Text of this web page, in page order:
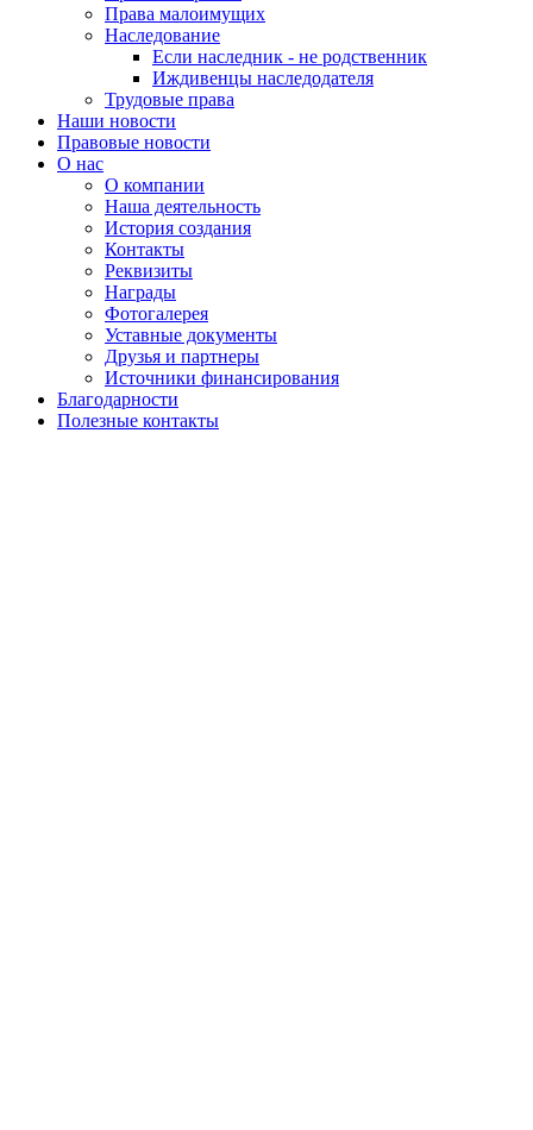
Права малоимущих
Наследование
Если наследник - не родственник
Иждивенцы наследодателя
Трудовые права
Наши новости
Правовые новости
О нас
О компании
Наша деятельность
История создания
Контакты
Реквизиты
Награды
Фотогалерея
Уставные документы
Друзья и партнеры
Источники финансирования
Благодарности
Полезные контакты